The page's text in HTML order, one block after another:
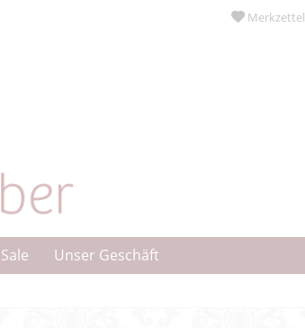
Merkzettel
Sale Unser Geschäft